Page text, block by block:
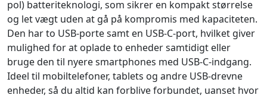
pol) batteriteknologi, som sikrer en kompakt størrelse
og let vægt uden at gå på kompromis med kapaciteten.
Den har to USB-porte samt en USB-C-port, hvilket giver
mulighed for at oplade to enheder samtidigt eller
bruge den til nyere smartphones med USB-C-indgang.
Ideel til mobiltelefoner, tablets og andre USB-drevne
enheder, så du altid kan forblive forbundet, uanset hvor